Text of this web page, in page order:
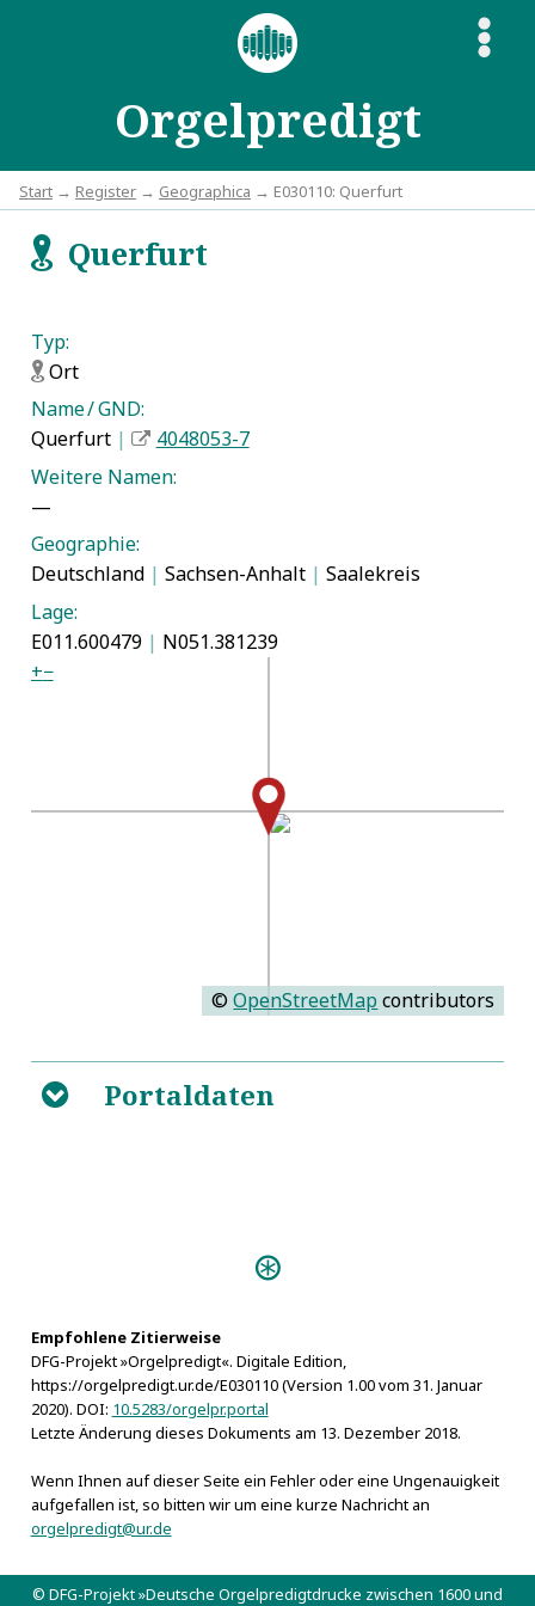
Orgelpredigt
S
Start → Register → Geographica → E030110: Querfurt
fQuerfurt
Typ:
fOrt
Name / GND:
Querfurt |
4048053-7
Weitere Namen:
—
Geographie:
Deutschland | Sachsen-Anhalt | Saalekreis
Lage:
E011.600479 | N051.381239
+−
©OpenStreetMap contributors
B Portaldaten
Olearius, Johann Christian
Weise, Johann
Empfohlene Zitierweise
DFG-Projekt »Orgelpredigt«. Digitale Edition,
https://orgelpredigt.ur.de/E030110 (Version 1.00 vom 31. Januar
2020). DOI: 10.5283/orgelpr.portal
Letzte Änderung dieses Dokuments am 13. Dezember 2018.
Wenn Ihnen auf dieser Seite ein Fehler oder eine Ungenauigkeit
aufgefallen ist, so bitten wir um eine kurze Nachricht an
orgelpredigt@ur.de
© DFG-Projekt »Deutsche Orgelpredigtdrucke zwischen 1600 und